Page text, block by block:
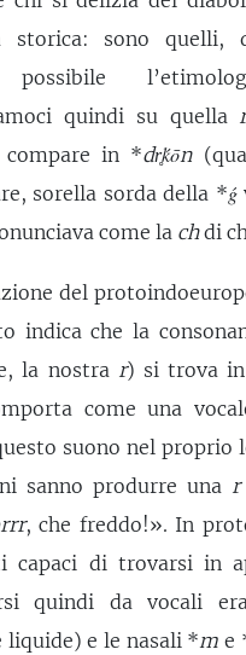
storica: sono quelli,
possibile
quindi su quella
compare in *dr̥ḱōn
sorella sorda della *ǵ
come la chdi
del
indica che la
la nostra r) si trova
come una
suono nel proprio
sanno produrre una r
, che freddo!». In
capaci di trovarsi in
quindi da vocali
liquide) e le nasali *m e